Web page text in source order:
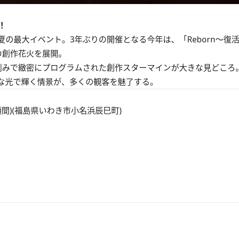
最大イベント。3年ぶりの開催となる今年は、「Reborn～復
作花火を展開。
緻密にプログラムされた創作スターマインが大きな見どころ
で輝く情景が、多くの観客を魅了する。
)(福島県いわき市小名浜辰巳町)